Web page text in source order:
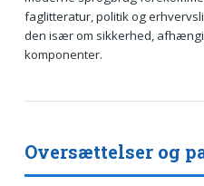
faglitteratur, politik og
den især om sikkerhed,
komponenter.
Oversættelser og